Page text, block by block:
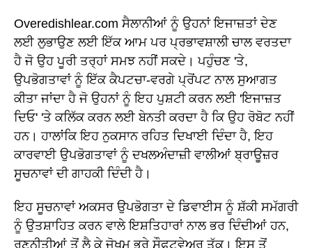
Overedishlear.com ਸੈਲਾਨੀਆਂ ਨੂੰ ਉਹਨਾਂ ਇਜਾਜ਼ਤਾਂ ਦੇਣ
ਲਈ ਲੁਭਾਉਣ ਲਈ ਇੱਕ ਆਮ ਪਰ ਪ੍ਰਭਾਵਸ਼ਾਲੀ ਚਾਲ ਵਰਤਦਾ
ਹੈ ਜੋ ਉਹ ਪੂਰੀ ਤਰ੍ਹਾਂ ਸਮਝ ਨਹੀਂ ਸਕਦੇ। ਪਹੁੰਚਣ 'ਤੇ,
ਉਪਭੋਗਤਾਵਾਂ ਨੂੰ ਇੱਕ ਕੈਪਟਚਾ-ਵਰਗੇ ਪ੍ਰੋਂਪਟ ਨਾਲ ਸੁਆਗਤ
ਕੀਤਾ ਜਾਂਦਾ ਹੈ ਜੋ ਉਹਨਾਂ ਨੂੰ ਇਹ ਪੁਸ਼ਟੀ ਕਰਨ ਲਈ 'ਇਜਾਜ਼ਤ
ਦਿਓ' 'ਤੇ ਕਲਿੱਕ ਕਰਨ ਲਈ ਬੇਨਤੀ ਕਰਦਾ ਹੈ ਕਿ ਉਹ ਰੋਬੋਟ ਨਹੀਂ
ਹਨ। ਹਾਲਾਂਕਿ ਇਹ ਨੁਕਸਾਨ ਰਹਿਤ ਦਿਖਾਈ ਦਿੰਦਾ ਹੈ, ਇਹ
ਕਾਰਵਾਈ ਉਪਭੋਗਤਾਵਾਂ ਨੂੰ ਦਖਲਅੰਦਾਜ਼ੀ ਵਾਲੀਆਂ ਬ੍ਰਾਊਜ਼ਰ
ਸੂਚਨਾਵਾਂ ਦੀ ਗਾਹਕੀ ਦਿੰਦੀ ਹੈ।
ਇਹ ਸੂਚਨਾਵਾਂ ਅਕਸਰ ਉਪਭੋਗਤਾ ਦੇ ਡਿਵਾਈਸ ਨੂੰ ਸ਼ੱਕੀ ਸਮੱਗਰੀ
ਨੂੰ ਉਤਸ਼ਾਹਿਤ ਕਰਨ ਵਾਲੇ ਇਸ਼ਤਿਹਾਰਾਂ ਨਾਲ ਭਰ ਦਿੰਦੀਆਂ ਹਨ,
ਰਣਨੀਤੀਆਂ ਤੋਂ ਲੈ ਕੇ ਜੋਖਮ ਭਰੇ ਸੌਫਟਵੇਅਰ ਤੱਕ। ਇਸ ਤੋਂ